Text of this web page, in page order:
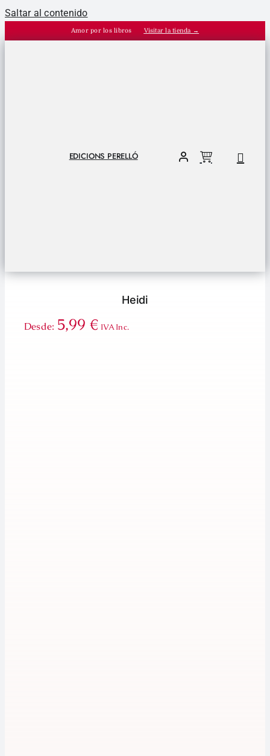
Saltar al contenido
Amor por los libros Visitar la tienda →
EDICIONS PERELLÓ
Heidi
Desde: 5,99 € IVA Inc.